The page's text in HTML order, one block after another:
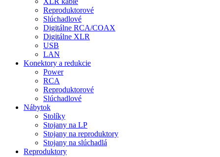
Reproduktorové
Slúchadlové
Digitálne RCA/COAX
Digitálne XLR
USB
LAN
Konektory a redukcie
Power
RCA
Reproduktorové
Slúchadlové
Nábytok
Stolíky
Stojany na LP
Stojany na reproduktory
Stojany na slúchadlá
Reproduktory